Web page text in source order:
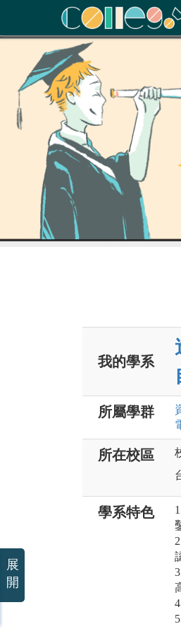
ColleGo! 大學選才與高
我的學系
所屬學群
所在校區
學系特色
展
開